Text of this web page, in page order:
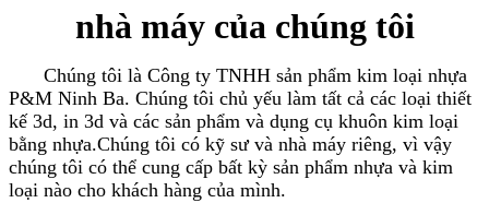
nhà máy của chúng tôi
Chúng tôi là Công ty TNHH sản phẩm kim loại nhựa
P&M Ninh Ba. Chúng tôi chủ yếu làm tất cả các loại thiết
kế 3d, in 3d và các sản phẩm và dụng cụ khuôn kim loại
bằng nhựa.Chúng tôi có kỹ sư và nhà máy riêng, vì vậy
chúng tôi có thể cung cấp bất kỳ sản phẩm nhựa và kim
loại nào cho khách hàng của mình.